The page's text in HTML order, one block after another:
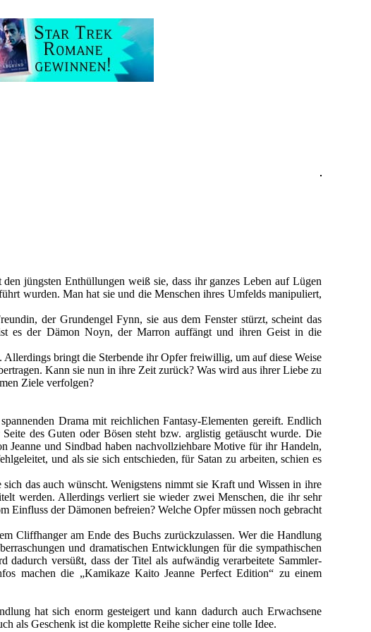
jüngsten Enthüllungen weiß sie, dass ihr ganzes Leben auf Lügen
wurden. Man hat sie und die Menschen ihres Umfelds manipuliert,
der Grundengel Fynn, sie aus dem Fenster stürzt, scheint das
es der Dämon Noyn, der Marron auffängt und ihren Geist in die
bringt die Sterbende ihr Opfer freiwillig, um auf diese Weise
Kann sie nun in ihre Zeit zurück? Was wird aus ihrer Liebe zu
Ziele verfolgen?
Drama mit reichlichen Fantasy-Elementen gereift. Endlich
des Guten oder Bösen steht bzw. arglistig getäuscht wurde. Die
Jeanne und Sindbad haben nachvollziehbare Motive für ihr Handeln,
und als sie sich entschieden, für Satan zu arbeiten, schien es
das auch wünscht. Wenigstens nimmt sie Kraft und Wissen in ihre
werden. Allerdings verliert sie wieder zwei Menschen, die ihr sehr
der Dämonen befreien? Welche Opfer müssen noch gebracht
Cliffhanger am Ende des Buchs zurückzulassen. Wer die Handlung
und dramatischen Entwicklungen für die sympathischen
versüßt, dass der Titel als aufwändig verarbeitete Sammler-
machen die „Kamikaze Kaito Jeanne Perfect Edition“ zu einem
hat sich enorm gesteigert und kann dadurch auch Erwachsene
als Geschenk ist die komplette Reihe sicher eine tolle Idee.